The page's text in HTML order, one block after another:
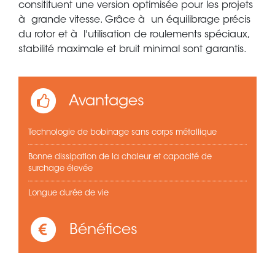
consitituent une version optimisée pour les projets
à grande vitesse. Grâce à un équilibrage précis
du rotor et à l'utilisation de roulements spéciaux,
stabilité maximale et bruit minimal sont garantis.
Avantages
Technologie de bobinage sans corps métallique
Bonne dissipation de la chaleur et capacité de
surchage élevée
Longue durée de vie
Bénéfices